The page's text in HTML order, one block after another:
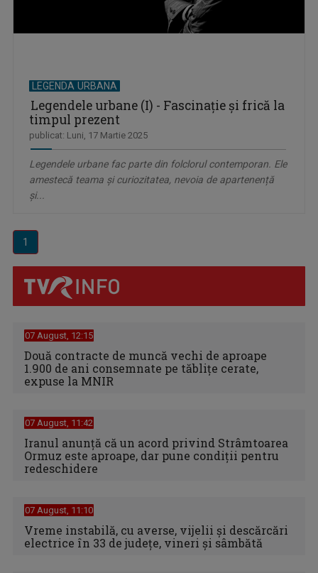
LEGENDA URBANA
Legendele urbane (I) - Fascinație și frică la
timpul prezent
publicat: Luni, 17 Martie 2025
Legendele urbane fac parte din folclorul contemporan. Ele
amestecă teama și curiozitatea, nevoia de apartenență
și...
1
07 August, 12:15
Două contracte de muncă vechi de aproape
1.900 de ani consemnate pe tăblițe cerate,
expuse la MNIR
07 August, 11:42
Iranul anunță că un acord privind Strâmtoarea
Ormuz este aproape, dar pune condiții pentru
redeschidere
07 August, 11:10
Vreme instabilă, cu averse, vijelii şi descărcări
electrice în 33 de judeţe, vineri şi sâmbătă